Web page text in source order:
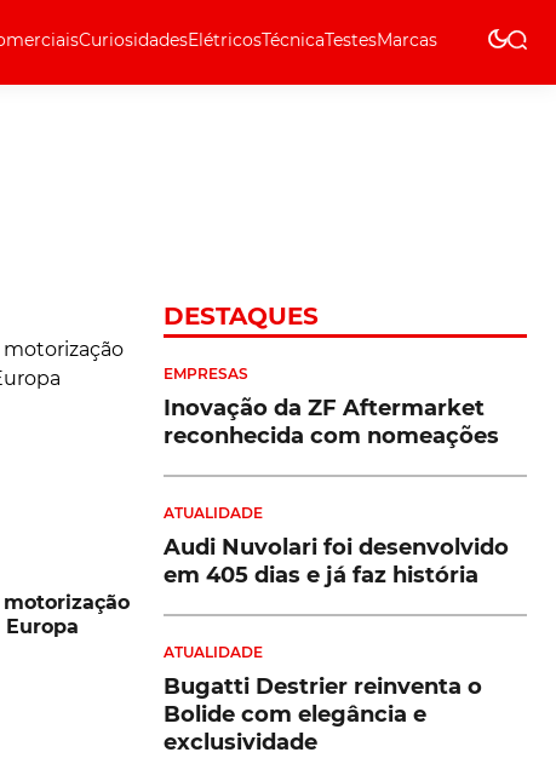
CuriosidadesElétricosTécnicaTestesMarcas
DESTAQUES
EMPRESAS
Inovação da ZF Aftermarket
reconhecida com nomeações
ATUALIDADE
Audi Nuvolari foi desenvolvido
em 405 dias e já faz história
ATUALIDADE
Bugatti Destrier reinventa o
Bolide com elegância e
exclusividade